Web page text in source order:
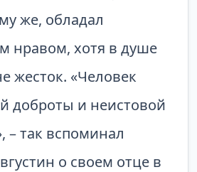
же, обладал
нравом, хотя в душе
жесток. «Человек
доброты и неистовой
– так вспоминал
о своем отце в